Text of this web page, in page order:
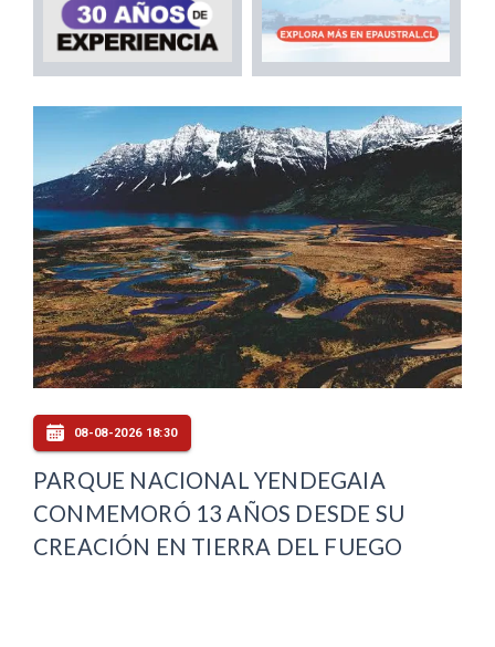
08-08-2026 18:30
PARQUE NACIONAL YENDEGAIA
CONMEMORÓ 13 AÑOS DESDE SU
CREACIÓN EN TIERRA DEL FUEGO